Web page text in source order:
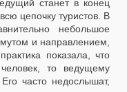
станет в конец
цепочку туристов. В
небольшое
и направлением,
показала, что
то ведущему
часто недослышат,